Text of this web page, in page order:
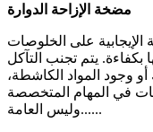
مضخة الإزاحة الدوارة
الإيجابية على الخلوصات
بكفاءة. يتم تجنب التآكل
أو وجود المواد الكاشطة،
في المهام المتخصصة
وليس العامة......